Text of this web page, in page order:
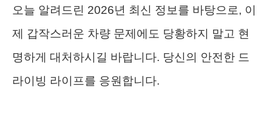
오늘 알려드린 2026년 최신 정보를 바탕으로, 이
제 갑작스러운 차량 문제에도 당황하지 말고 현
명하게 대처하시길 바랍니다. 당신의 안전한 드
라이빙 라이프를 응원합니다.